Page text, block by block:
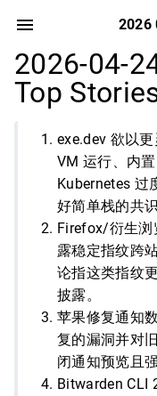
2026
2026-04-
Top
exe.dev 欲以
VM 运行、内
Kubernetes 过
好简单栈的共识
Firefox/衍生浏
露稳定指纹跨
论指这类指纹
披露。
苹果修复通知
复的漏洞并对
闭通知预览且
Bitwarden CLI